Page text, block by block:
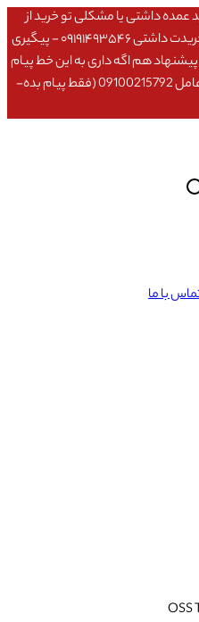
داشتی یا مشکلی تو خرید از
سایت ۰۹۱۰۹۸۰۸۵۶۵- مشکلی بعد از خریدت داشتی ۰۹۱۹۱۴۹۳۵۴۶ - پیگیری
- انتقاد یا پیشنهاد هم اگه داری به این خط پیام
بده مستقیم میره تو صندوق پیام مدیرعامل 09100215792 (فقط پیام بده-
با ما